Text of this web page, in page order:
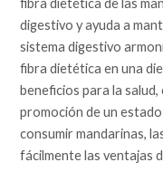
fibra dietética de las
digestivo y ayuda a
sistema digestivo
fibra dietética en una
beneficios para la
promoción de un
consumir mandarinas,
fácilmente las ventajas